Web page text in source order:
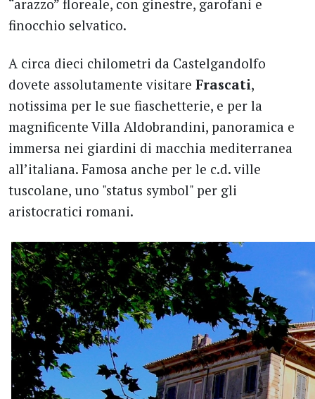
“arazzo” floreale, con ginestre, garofani e
finocchio selvatico.
A circa dieci chilometri da Castelgandolfo
dovete assolutamente visitare Frascati,
notissima per le sue fiaschetterie, e per la
magnificente Villa Aldobrandini, panoramica e
immersa nei giardini di macchia mediterranea
all’italiana. Famosa anche per le c.d. ville
tuscolane, uno "status symbol" per gli
aristocratici romani.